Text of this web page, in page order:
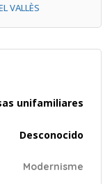
VALLÈS
unifamiliares
Desconocido
Modernisme